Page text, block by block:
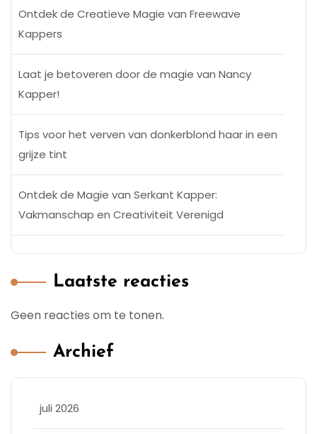
Ontdek de Creatieve Magie van Freewave
Kappers
Laat je betoveren door de magie van Nancy
Kapper!
Tips voor het verven van donkerblond haar in een
grijze tint
Ontdek de Magie van Serkant Kapper:
Vakmanschap en Creativiteit Verenigd
Laatste reacties
Geen reacties om te tonen.
Archief
juli 2026